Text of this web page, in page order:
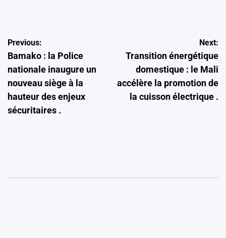
Navigation
de
l’article
Previous:
Bamako : la Police
nationale inaugure un
nouveau siège à la
hauteur des enjeux
sécuritaires .
Next:
Transition énergétique
domestique : le Mali
accélère la promotion de
la cuisson électrique .